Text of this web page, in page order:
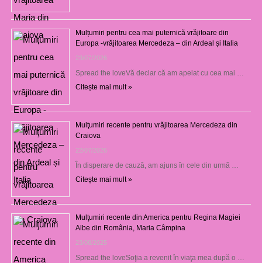
Mulțumiri pentru cea mai puternică vrăjitoare din
Europa -vrăjitoarea Mercedeza – din Ardeal și Italia
23/07/2026
Spread the loveVă declar că am apelat cu cea mai …
Citește mai mult »
Mulţumiri recente pentru vrăjitoarea Mercedeza din
Craiova
22/07/2026
În disperare de cauză, am ajuns în cele din urmă …
Citește mai mult »
Mulţumiri recente din America pentru Regina Magiei
Albe din România, Maria Câmpina
23/08/2025
Spread the loveSoţia a revenit în viaţa mea după o …